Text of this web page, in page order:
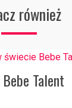
również
Talent